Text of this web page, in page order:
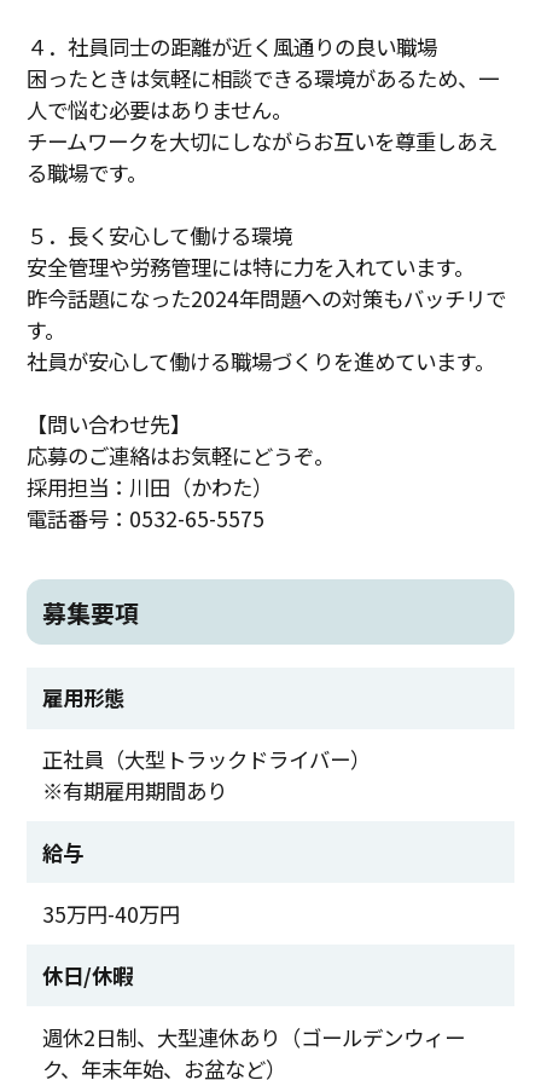
４．社員同士の距離が近く風通りの良い職場
困ったときは気軽に相談できる環境があるため、一
人で悩む必要はありません。
チームワークを大切にしながらお互いを尊重しあえ
る職場です。
５．長く安心して働ける環境
安全管理や労務管理には特に力を入れています。
昨今話題になった2024年問題への対策もバッチリで
す。
社員が安心して働ける職場づくりを進めています。
【問い合わせ先】
応募のご連絡はお気軽にどうぞ。
採用担当：川田（かわた）
電話番号：0532-65-5575
募集要項
雇用形態
正社員（大型トラックドライバー）
※有期雇用期間あり
給与
35万円-40万円
休日/休暇
週休2日制、大型連休あり（ゴールデンウィー
ク、年末年始、お盆など）